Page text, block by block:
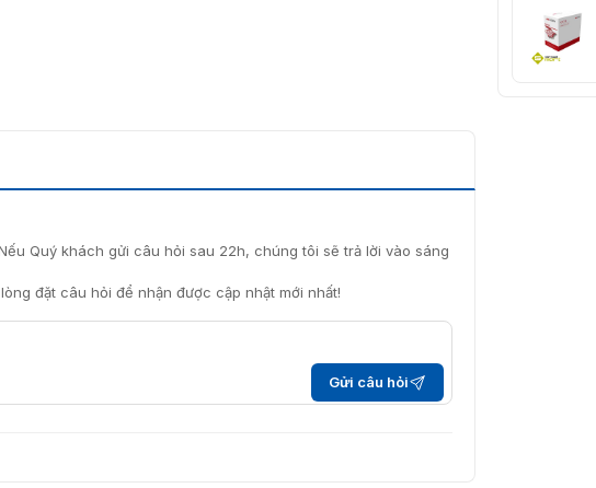
Quý khách gửi câu hỏi sau 22h, chúng tôi sẽ trả lời vào sáng
đặt câu hỏi để nhận được cập nhật mới nhất!
Gửi câu hỏi